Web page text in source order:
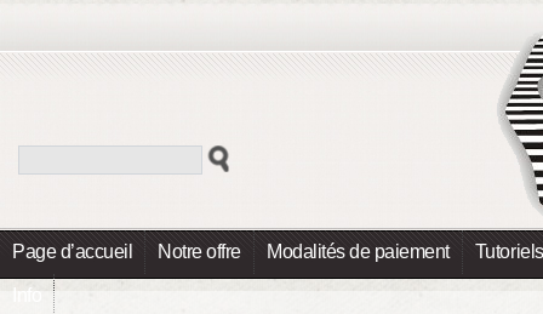
Page d’accueil Notre offre Modalités de paiement Tutoriels
Info